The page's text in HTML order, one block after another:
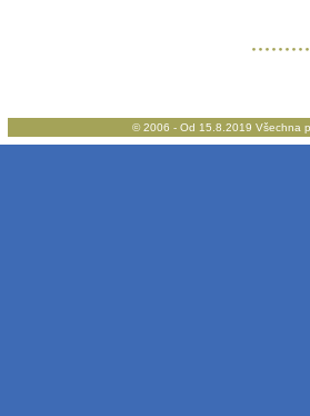
© 2006 - Od 15.8.2019 Všechna